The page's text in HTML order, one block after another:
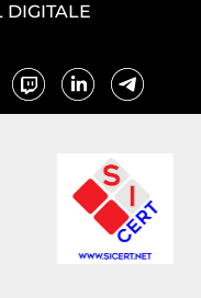
DIGITALE